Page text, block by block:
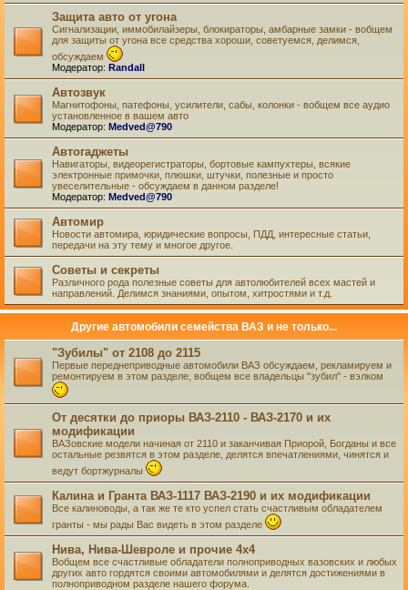
Защита авто от угона
Сигнализации, иммобилайзеры, блокираторы, амбарные замки - вобщем
для защиты от угона все средства хороши, советуемся, делимся,
обсуждаем
Модератор: Randall
Автозвук
Магнитофоны, патефоны, усилители, сабы, колонки - вобщем все аудио
установленное в вашем авто
Модератор: Medved@790
Автогаджеты
Навигаторы, видеорегистраторы, бортовые кампухтеры, всякие
электронные примочки, плюшки, штучки, полезные и просто
увеселительные - обсуждаем в данном разделе!
Модератор: Medved@790
Автомир
Новости автомира, юридические вопросы, ПДД, интересные статьи,
передачи на эту тему и многое другое.
Советы и секреты
Различного рода полезные советы для автолюбителей всех мастей и
направлений. Делимся знаниями, опытом, хитростями и т.д.
Другие автомобили семейства ВАЗ и не только...
"Зубилы" от 2108 до 2115
Первые переднеприводные автомобили ВАЗ обсуждаем, рекламируем и
ремонтируем в этом разделе, вобщем все владельцы "зубил" - вэлком
От десятки до приоры ВАЗ-2110 - ВАЗ-2170 и их
модификации
ВАЗовские модели начиная от 2110 и заканчивая Приорой, Богданы и все
остальные резвятся в этом разделе, делятся впечатлениями, чинятся и
ведут бортжурналы
Калина и Гранта ВАЗ-1117 ВАЗ-2190 и их модификации
Все калиноводы, а так же те кто успел стать счастливым обладателем
гранты - мы рады Вас видеть в этом разделе
Нива, Нива-Шевроле и прочие 4х4
Вобщем все счастливые обладатели полноприводных вазовских и любых
других авто гордятся своими автомобилями и делятся достижениями в
полноприводном разделе нашего форума.